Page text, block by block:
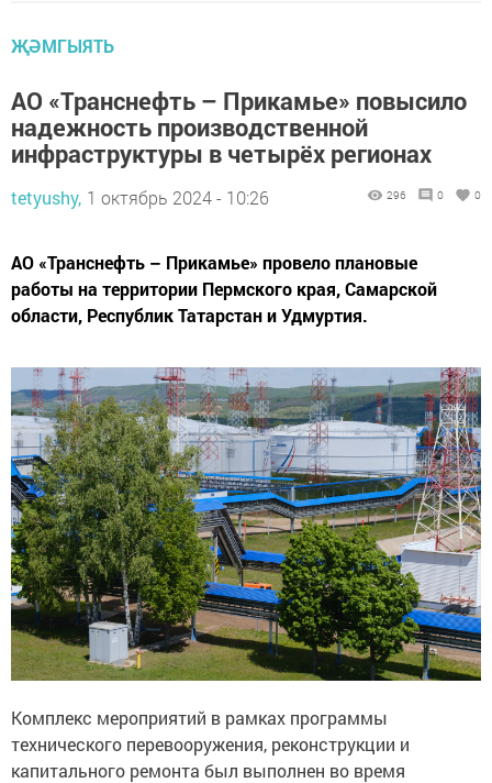
ҖӘМГЫЯТЬ
АО «Транснефть – Прикамье» повысило
надежность производственной
инфраструктуры в четырёх регионах
tetyushy, 1 октябрь 2024 - 10:26 296 0 0
АО «Транснефть – Прикамье» провело плановые
работы на территории Пермского края, Самарской
области, Республик Татарстан и Удмуртия.
Комплекс мероприятий в рамках программы
технического перевооружения, реконструкции и
капитального ремонта был выполнен во время